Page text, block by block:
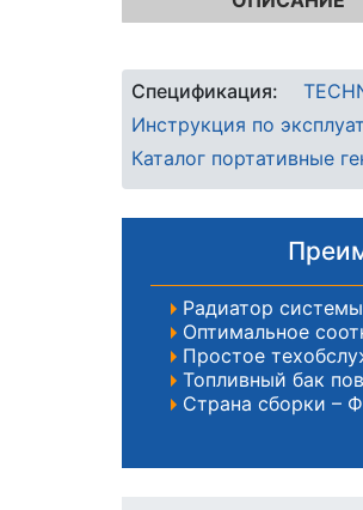
Спецификация:
Инструкция по
Каталог портативные
Радиатор
Оптимальное
Простое
Топливный бак
Страна сборки –